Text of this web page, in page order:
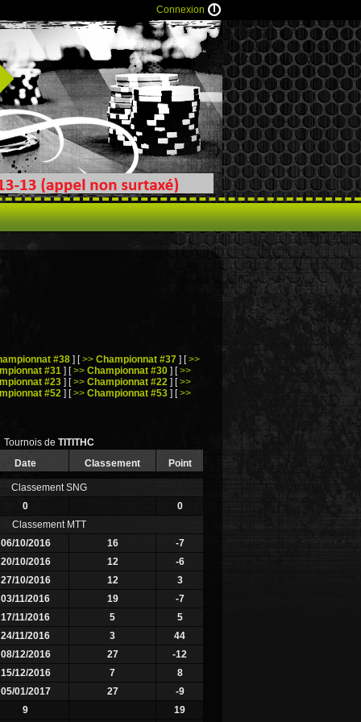
Connexion
#38 ] [>> Championnat #37 ] [>>
#31] [>> Championnat #30] [>>
#23] [>> Championnat #22] [>>
#52] [>> Championnat #53] [>>
Tournois de TITITHC
Date
Classement Point
Classement SNG
0
0
Classement MTT
06/10/2016
16
-7
20/10/2016
12
-6
27/10/2016
12
3
03/11/2016
19
-7
17/11/2016
5
5
24/11/2016
3
44
08/12/2016
27
-12
15/12/2016
7
8
05/01/2017
27
-9
9
19